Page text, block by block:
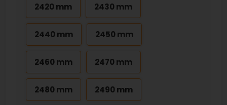
2420 mm 2430 mm
2440 mm 2450 mm
2460 mm 2470 mm
2480 mm 2490 mm